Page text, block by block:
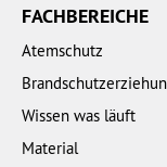
FACHBEREICHE
Atemschutz
Wissen was läuft
Material